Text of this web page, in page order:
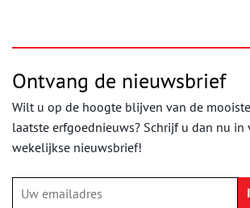
Ontvang de nieuwsbrief
Wilt u op de hoogte blijven van de
laatste erfgoednieuws? Schrijf u dan nu in
wekelijkse nieuwsbrief!